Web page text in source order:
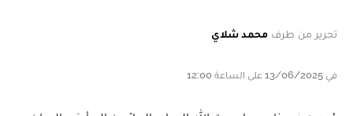
تحرير من طرف محمد شلاي
في 13/06/2025 على الساعة 12:00